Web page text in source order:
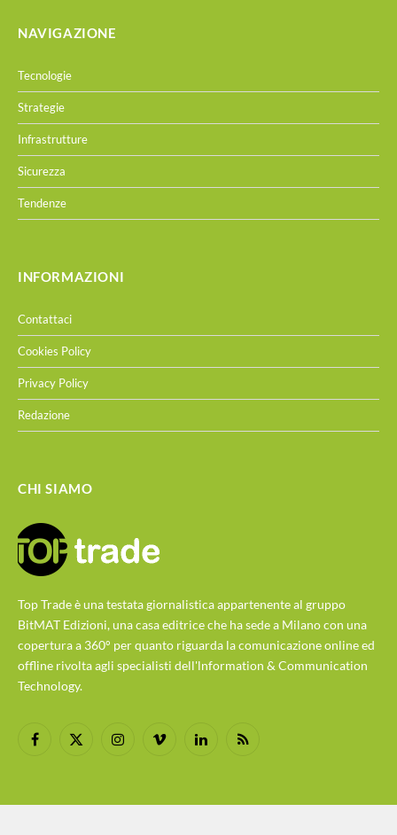
NAVIGAZIONE
Tecnologie
Strategie
Infrastrutture
Sicurezza
Tendenze
INFORMAZIONI
Contattaci
Cookies Policy
Privacy Policy
Redazione
CHI SIAMO
Top Trade è una testata giornalistica appartenente al gruppo
BitMAT Edizioni, una casa editrice che ha sede a Milano con una
copertura a 360° per quanto riguarda la comunicazione online ed
offline rivolta agli specialisti dell'lnformation & Communication
Technology.
Facebook
X
InstagramVimeo LinkedInRSS